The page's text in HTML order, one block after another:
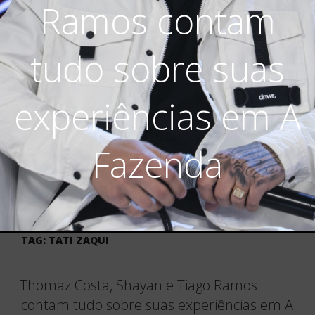
Ramos contam
tudo sobre suas
experiências em A
Fazenda
TAG: TATI ZAQUI
Thomaz Costa, Shayan e Tiago Ramos
contam tudo sobre suas experiências em A